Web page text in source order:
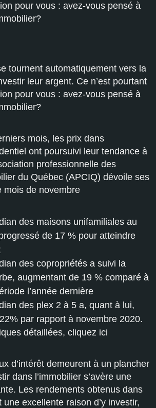
pour vous : avez-vous pensé à
tournent automatiquement vers la
leur argent. Ce n’est pourtant
pour vous : avez-vous pensé à
mois, les prix dans
ont poursuivi leur tendance à
professionnelle des
du Québec (APCIQ) dévoile ses
mois de novembre
des maisons unifamiliales au
de 17 % pour atteindre
des copropriétés a suivi la
augmentant de 19 % comparé à
l’année dernière
des plex 2 à 5 a, quant à lui,
par rapport à novembre 2020.
détaillées, cliquez ici
d’intérêt demeurent à un plancher
dans l’immobilier s’avère une
Les rendements obtenus dans
une excellente raison d’y investir,